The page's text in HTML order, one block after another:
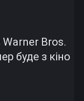
Bros.
буде з кіно